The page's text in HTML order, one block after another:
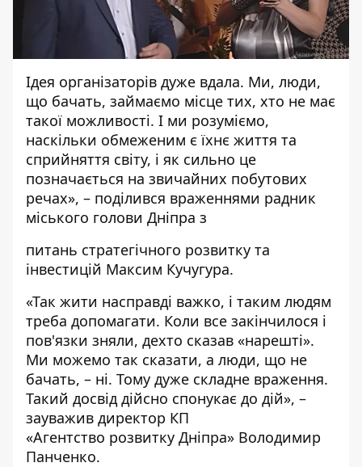
Ідея організаторів дуже вдала. Ми, люди,
що бачать, займаємо місце тих, хто не має
такої можливості. І ми розуміємо,
наскільки обмеженим є їхнє життя та
сприйняття світу, і як сильно це
позначається на звичайних побутових
речах», – поділився враженнями радник
міського голови Дніпра з
питань стратегічного розвитку та
інвестицій Максим Кучугура.
«Так жити насправді важко, і таким людям
треба допомагати. Коли все закінчилося і
пов'язки зняли, дехто сказав «нарешті».
Ми можемо так сказати, а люди, що не
бачать, – ні. Тому дуже складне враження.
Такий досвід дійсно спонукає до дій», –
зауважив директор КП
«Агентство розвитку Дніпра» Володимир
Панченко.